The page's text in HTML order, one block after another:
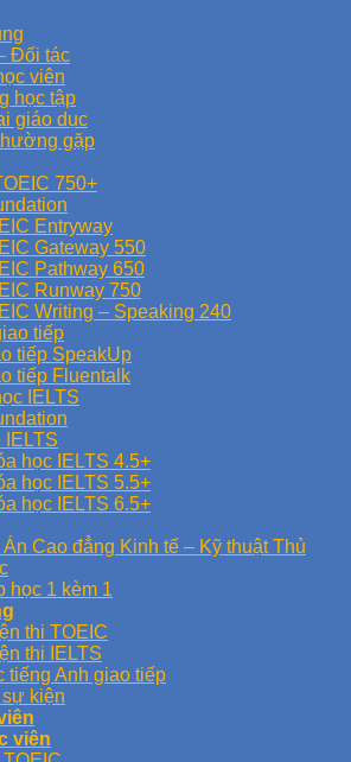
Đối tác
viên
học tập
giáo dục
gặp
750+
Entryway
Gateway 550
Pathway 650
Runway 750
Writing – Speaking 240
tiếp
tiếp SpeakUp
tiếp Fluentalk
IELTS
IELTS
học IELTS 4.5+
học IELTS 5.5+
học IELTS 6.5+
Cao đẳng Kinh tế – Kỹ thuật Thủ
học 1 kèm 1
thi TOEIC
thi IELTS
tiếng Anh giao tiếp
kiện
viên